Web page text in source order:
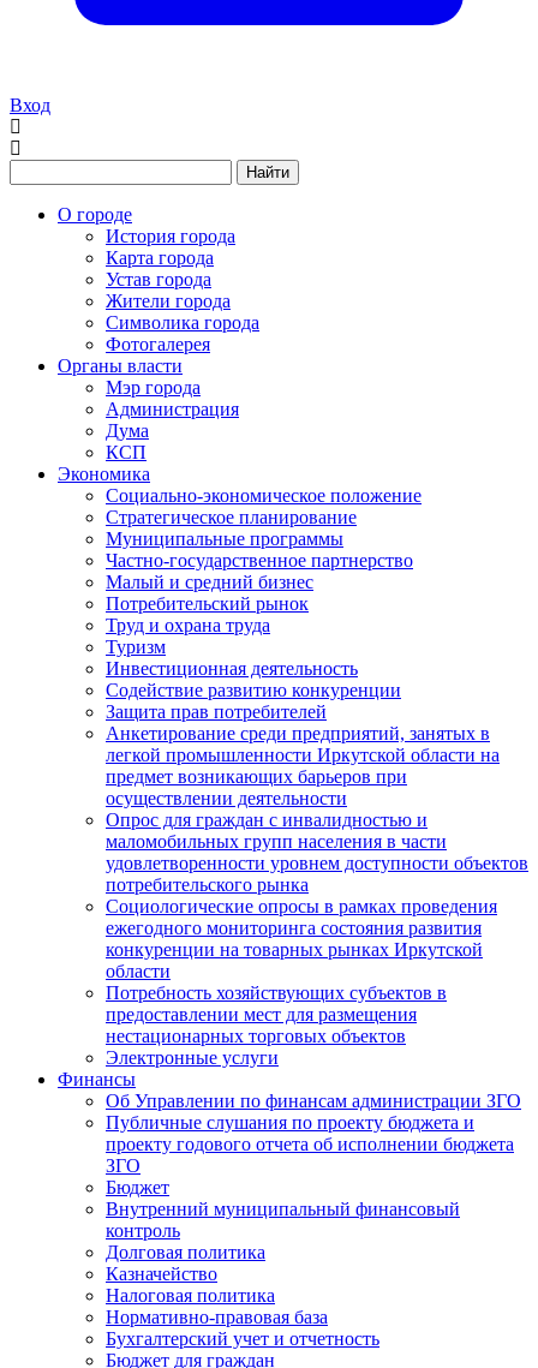
Вход
Найти
О городе
История города
Карта города
Устав города
Жители города
Символика города
Фотогалерея
Органы власти
Мэр города
Администрация
Дума
КСП
Экономика
Социально-экономическое положение
Стратегическое планирование
Муниципальные программы
Частно-государственное партнерство
Малый и средний бизнес
Потребительский рынок
Труд и охрана труда
Туризм
Инвестиционная деятельность
Содействие развитию конкуренции
Защита прав потребителей
Анкетирование среди предприятий, занятых в
легкой промышленности Иркутской области на
предмет возникающих барьеров при
осуществлении деятельности
Опрос для граждан с инвалидностью и
маломобильных групп населения в части
удовлетворенности уровнем доступности объектов
потребительского рынка
Социологические опросы в рамках проведения
ежегодного мониторинга состояния развития
конкуренции на товарных рынках Иркутской
области
Потребность хозяйствующих субъектов в
предоставлении мест для размещения
нестационарных торговых объектов
Электронные услуги
Финансы
Об Управлении по финансам администрации ЗГО
Публичные слушания по проекту бюджета и
проекту годового отчета об исполнении бюджета
ЗГО
Бюджет
Внутренний муниципальный финансовый
контроль
Долговая политика
Казначейство
Налоговая политика
Нормативно-правовая база
Бухгалтерский учет и отчетность
Бюджет для граждан